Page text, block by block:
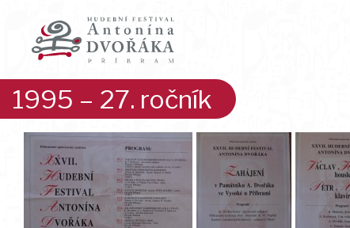
obsah
1995 – 27. ročník